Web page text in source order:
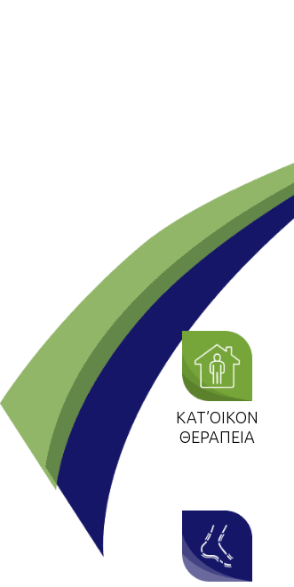
ΚΑΤ’ΟΙΚΟΝ
ΘΕΡΑΠΕΙΑ